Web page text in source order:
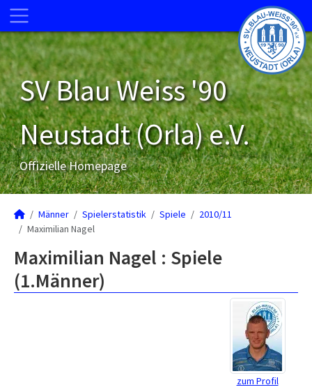
SV Blau Weiss '90
Neustadt (Orla) e.V.
Offizielle Homepage
Männer Spielerstatistik Spiele
2010/11
Maximilian Nagel
Maximilian Nagel : Spiele
(1.Männer)
zum Profil